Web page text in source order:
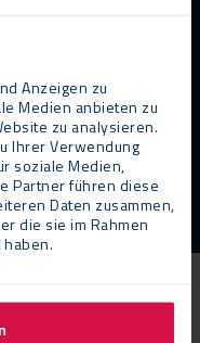
Anzeigen zu
Medien anbieten zu
zu analysieren.
Ihrer Verwendung
soziale Medien,
Partner führen diese
Daten zusammen,
die sie im Rahmen
und